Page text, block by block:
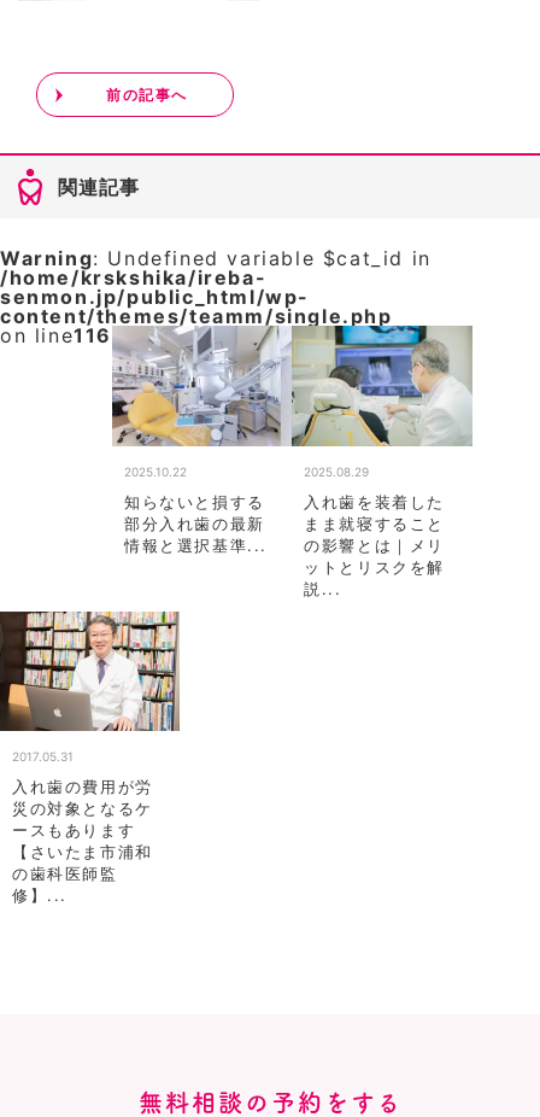
前の記事へ
関連記事
Warning: Undefined variable $cat_id in
/home/krskshika/ireba-
senmon.jp/public_html/wp-
content/themes/teamm/single.php
on line116
2025.10.22
知らないと損する
部分入れ歯の最新
情報と選択基準...
2025.08.29
入れ歯を装着した
まま就寝すること
の影響とは｜メリ
ットとリスクを解
説...
2017.05.31
入れ歯の費用が労
災の対象となるケ
ースもあります
【さいたま市浦和
の歯科医師監
修】...
無料相談の予約をする